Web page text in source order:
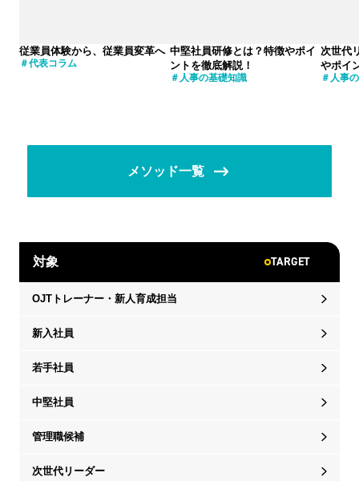
従業員体験から、従業員変革へ
代表コラム
中堅社員研修とは？特徴やポイ
ントを徹底解説！
人事の基礎知識
次世代
やポイ
人事
メソッド一覧
対象 TARGET
OJTトレーナー・新人育成担当
新入社員
若手社員
中堅社員
管理職候補
次世代リーダー